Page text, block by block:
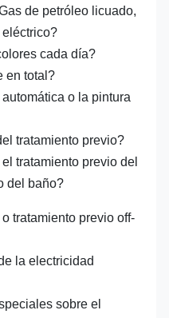
de petróleo licuado,
cada día?
en total?
o la pintura
tratamiento previo?
tratamiento previo del
del baño?
tratamiento previo off-
la electricidad
sobre el